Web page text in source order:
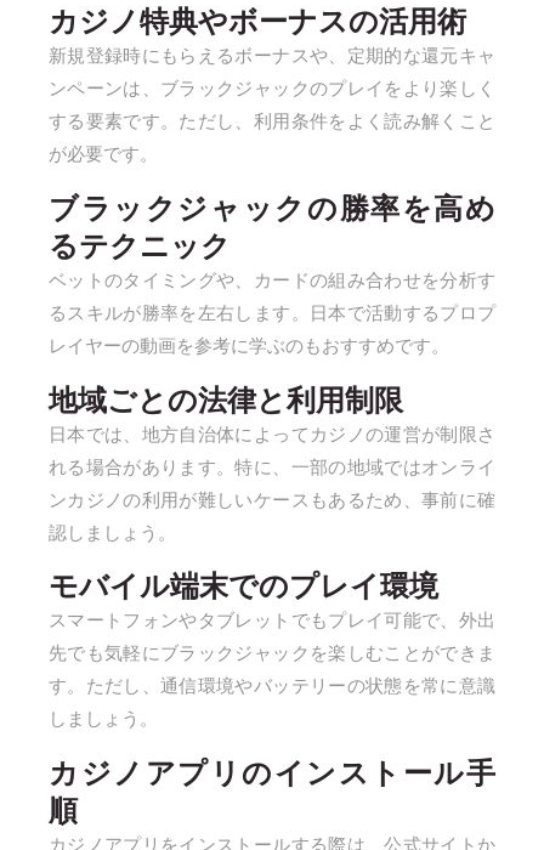
カジノ特典やボーナスの活用術
新規登録時にもらえるボーナスや、定期的な還元キャ
ンペーンは、ブラックジャックのプレイをより楽しく
する要素です。ただし、利用条件をよく読み解くこと
が必要です。
ブラックジャックの勝率を高め
るテクニック
ベットのタイミングや、カードの組み合わせを分析す
るスキルが勝率を左右します。日本で活動するプロプ
レイヤーの動画を参考に学ぶのもおすすめです。
地域ごとの法律と利用制限
日本では、地方自治体によってカジノの運営が制限さ
れる場合があります。特に、一部の地域ではオンライ
ンカジノの利用が難しいケースもあるため、事前に確
認しましょう。
モバイル端末でのプレイ環境
スマートフォンやタブレットでもプレイ可能で、外出
先でも気軽にブラックジャックを楽しむことができま
す。ただし、通信環境やバッテリーの状態を常に意識
しましょう。
カジノアプリのインストール手
順
カジノアプリをインストールする際は、公式サイトか